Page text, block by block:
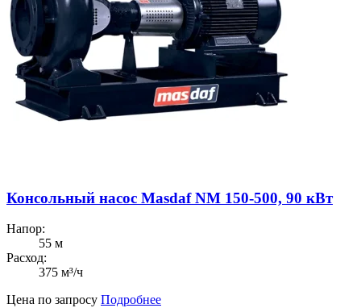
Консольный насос Masdaf NM 150-500, 90 кВт
Напор:
55 м
Расход:
375 м³/ч
Цена по запросу Подробнее